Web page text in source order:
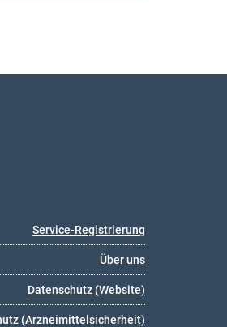
Service-Registrierung
Über uns
Datenschutz (Website)
(Arzneimittelsicherheit)